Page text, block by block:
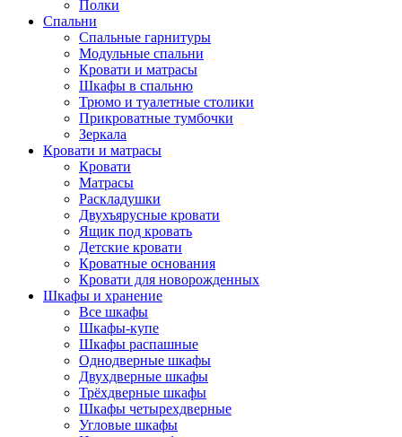
Полки
Спальни
Спальные гарнитуры
Модульные спальни
Кровати и матрасы
Шкафы в спальню
Трюмо и туалетные столики
Прикроватные тумбочки
Зеркала
Кровати и матрасы
Кровати
Матрасы
Раскладушки
Двухъярусные кровати
Ящик под кровать
Детские кровати
Кроватные основания
Кровати для новорожденных
Шкафы и хранение
Все шкафы
Шкафы-купе
Шкафы распашные
Однодверные шкафы
Двухдверные шкафы
Трёхдверные шкафы
Шкафы четырехдверные
Угловые шкафы